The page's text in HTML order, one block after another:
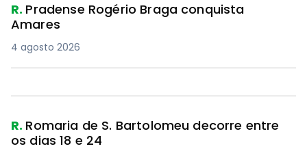
R. Pradense Rogério Braga conquista
Amares
4 agosto 2026
R. Romaria de S. Bartolomeu decorre entre
os dias 18 e 24